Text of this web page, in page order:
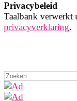
Privacybeleid
Taalbank verwerkt
privacyverklaring.
Zoeken
naar: